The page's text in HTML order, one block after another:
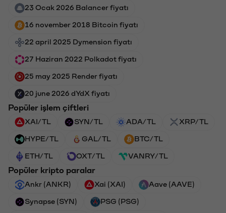
23 Ocak 2026 Balancer fiyatı
16 november 2018 Bitcoin fiyatı
22 april 2025 Dymension fiyatı
27 Haziran 2022 Polkadot fiyatı
25 may 2025 Render fiyatı
20 june 2026 dYdX fiyatı
Popüler işlem çiftleri
XAI/TL SYN/TL ADA/TL XRP/TL
HYPE/TL GAL/TL BTC/TL
ETH/TL OXT/TL VANRY/TL
Popüler kripto paralar
Ankr (ANKR) Xai (XAI) Aave (AAVE)
Synapse (SYN) PSG (PSG)